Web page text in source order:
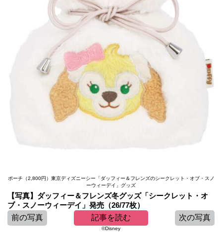
ポーチ（2,800円）東京ディズニーシー「ダッフィー＆フレンズのシークレット・オブ・スノ
ーウィーデイ」グッズ
【写真】ダッフィー＆フレンズ冬グッズ「シークレット・オ
ブ・スノーウィーデイ」発売（26/77枚）
前の写真
記事を読む 次の写真
©Disney